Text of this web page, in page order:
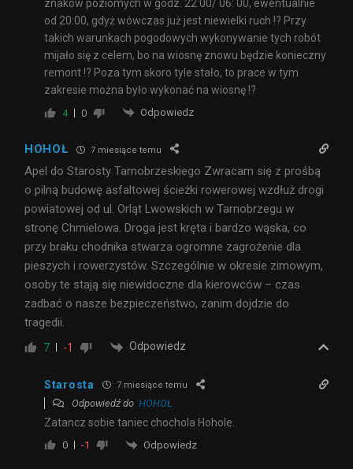
znaków poziomych w godz. 22:00/ 06: 00, ewentualnie
od 20:00, gdyż wówczas już jest niewielki ruch !? Przy
takich warunkach pogodowych wykonywanie tych robót
mijało się z celem, bo na wiosnę znowu będzie konieczny
remont !? Poza tym skoro tyle stało, to prace w tym
zakresie można było wykonać na wiosnę !?
4 0 Odpowiedz
HOHOŁ 7 miesiące temu
Apel do Starosty Tarnobrzeskiego Zwracam się z prośbą
o pilną budowę asfaltowej ścieżki rowerowej wzdłuż drogi
powiatowej od ul. Orląt Lwowskich w Tarnobrzegu w
stronę Chmielowa. Droga jest kręta i bardzo wąska, co
przy braku chodnika stwarza ogromne zagrożenie dla
pieszych i rowerzystów. Szczególnie w okresie zimowym,
osoby te stają się niewidoczne dla kierowców – czas
zadbać o nasze bezpieczeństwo, zanim dojdzie do
tragedii.
7 -1 Odpowiedz
Starosta 7 miesiące temu
Odpowiedź do HOHOŁ
Zatancz sobie taniec chochola Hohole.
0 -1 Odpowiedz